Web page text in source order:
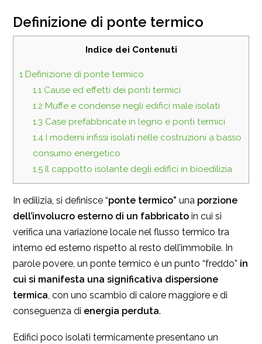
Definizione di ponte termico
Indice dei Contenuti
1 Definizione di ponte termico
1.1Cause ed effetti dei ponti termici
1.2 Muffe e condense negli edifici male isolati
1.3 Case prefabbricate in legno e ponti termici
1.4I moderni infissi isolati nelle costruzioni a basso
consumo energetico
1.5Il cappotto isolante degli edifici in bioedilizia
In edilizia, si definisce “ponte termico” una porzione
dell’involucro esterno di un fabbricato in cui si
verifica una variazione locale nel flusso termico tra
interno ed esterno rispetto al resto dell’immobile. In
parole povere, un ponte termico è un punto “freddo” in
cui si manifesta una significativa dispersione
termica, con uno scambio di calore maggiore e di
conseguenza di energia perduta.
Edifici poco isolati termicamente presentano un